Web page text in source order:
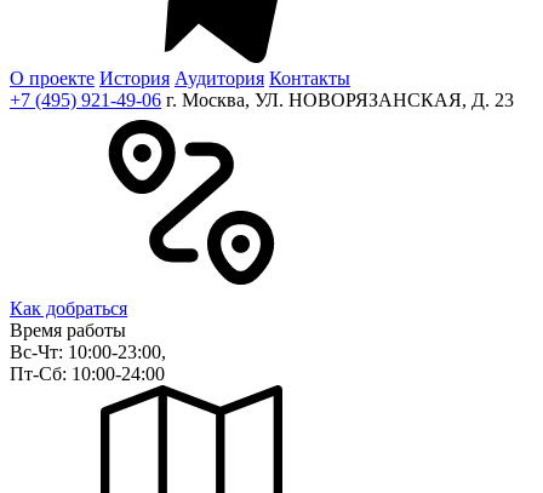
О проекте История Аудитория Контакты
+7 (495) 921-49-06 г. Москва, УЛ. НОВОРЯЗАНСКАЯ, Д. 23
Как добраться
Время работы
Вс-Чт: 10:00-23:00,
Пт-Сб: 10:00-24:00